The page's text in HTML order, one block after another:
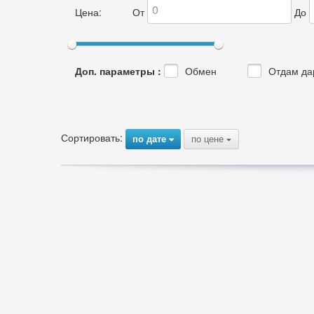
Цена: От До
Доп. параметры : Обмен Отдам
Сортировать: по дате{ по цене {